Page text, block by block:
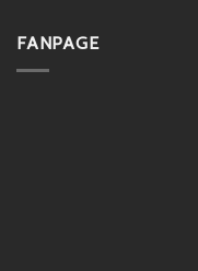
FANPAGE